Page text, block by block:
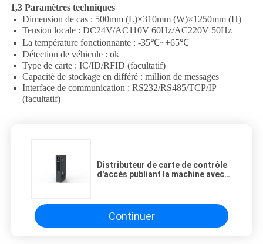
1,3 Paramètres techniques
Dimension de cas : 500mm (L)×310mm (W)×1250mm (H)
Tension locale : DC24V/AC110V 60Hz/AC220V 50Hz
La température fonctionnante : -35℃~+65℃
Détection de véhicule : ok
Type de carte : IC/ID/RFID (facultatif)
Capacité de stockage en différé : million de messages
Interface de communication : RS232/RS485/TCP/IP
(facultatif)
Distributeur de carte de contrôle
d'accès publiant la machine avec
Continuer